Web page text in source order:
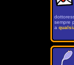
sempre
a